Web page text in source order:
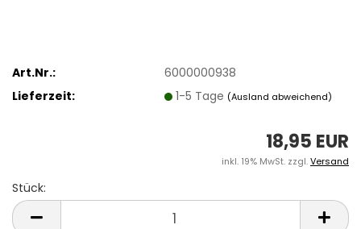
Art.Nr.:
6000000938
Lieferzeit:
1-5 Tage (Ausland abweichend)
18,95 EUR
inkl. 19% MwSt. zzgl.Versand
Stück:
Stück